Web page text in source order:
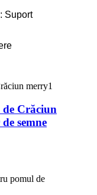
Suport
Crăciun
semne
pomul de